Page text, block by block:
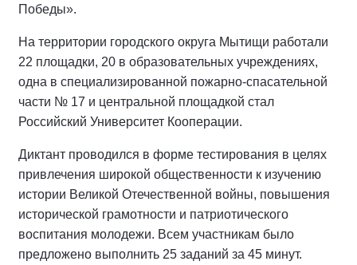
Победы».
На территории городского округа Мытищи работали
22 площадки, 20 в образовательных учреждениях,
одна в специализированной пожарно-спасательной
части № 17 и центральной площадкой стал
Российский Университет Кооперации.
Диктант проводился в форме тестирования в целях
привлечения широкой общественности к изучению
истории Великой Отечественной войны, повышения
исторической грамотности и патриотического
воспитания молодежи. Всем участникам было
предложено выполнить 25 заданий за 45 минут.